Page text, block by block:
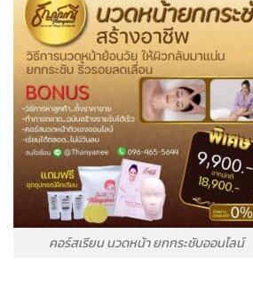
คอร์สเรียน นวดหน้า ยกกระชับออนไลน์